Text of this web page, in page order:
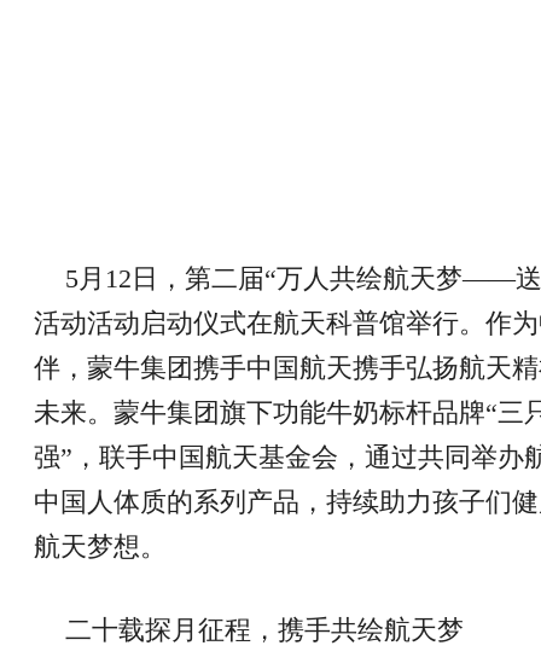
5月12日，第二届“万人共绘航天梦——
活动活动启动仪式在航天科普馆举行。作
伴，蒙牛集团携手中国航天携手弘扬航天
未来。蒙牛集团旗下功能牛奶标杆品牌“三
强”，联手中国航天基金会，通过共同举办
中国人体质的系列产品，持续助力孩子们
航天梦想。
二十载探月征程，携手共绘航天梦